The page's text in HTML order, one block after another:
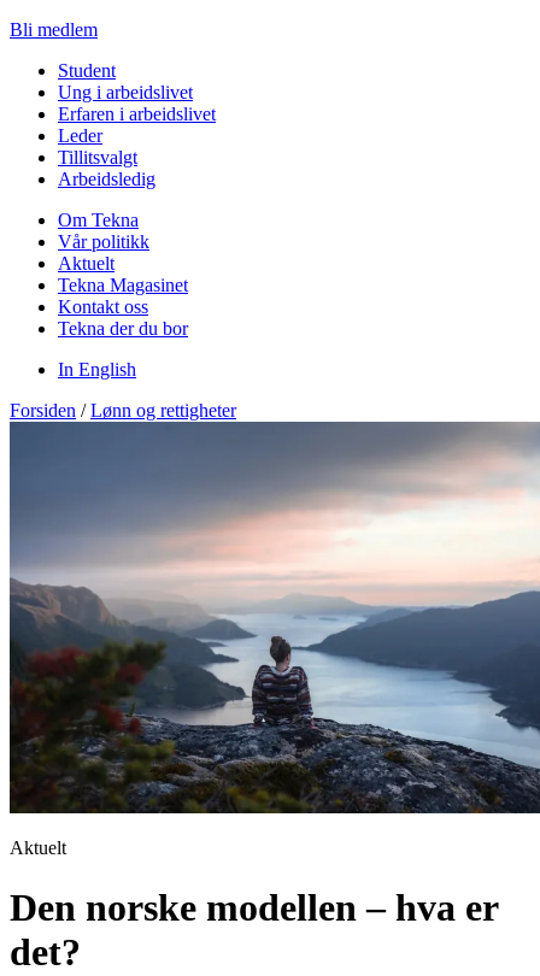
Bli medlem
Student
Ung i arbeidslivet
Erfaren i arbeidslivet
Leder
Tillitsvalgt
Arbeidsledig
Om Tekna
Vår politikk
Aktuelt
Tekna Magasinet
Kontakt oss
Tekna der du bor
In English
Forsiden / Lønn og rettigheter
Aktuelt
Den norske modellen – hva er
det?